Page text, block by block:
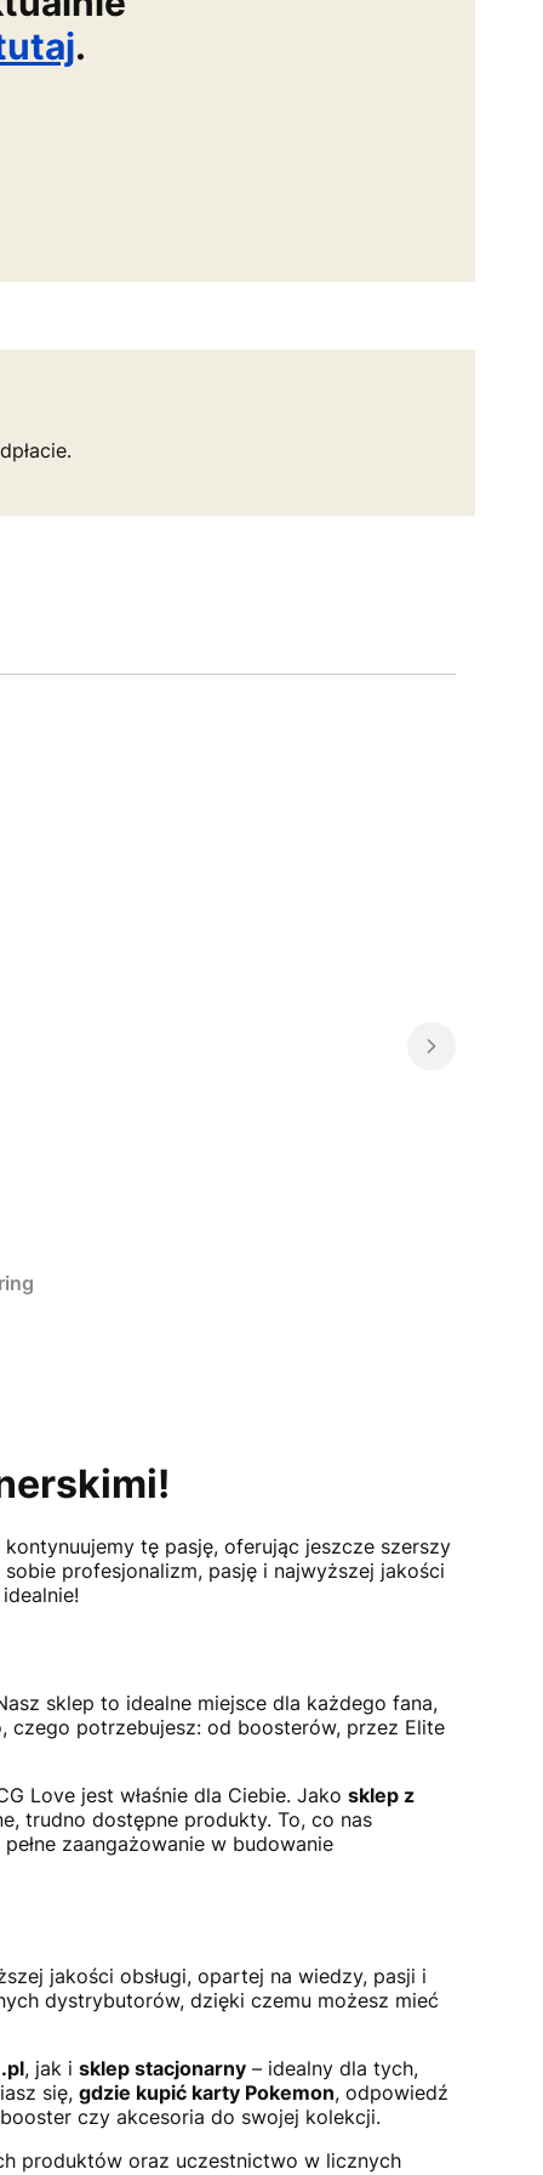
.
kontynuujemy tę pasję, oferując jeszcze szerszy
profesjonalizm, pasję i najwyższej jakości
sklep to idealne miejsce dla każdego fana,
czego potrzebujesz: od boosterów, przez Elite
Love jest właśnie dla Ciebie. Jako sklep z
trudno dostępne produkty. To, co nas
zaangażowanie w budowanie
jakości obsługi, opartej na wiedzy, pasji i
dystrybutorów, dzięki czemu możesz mieć
, jak i sklep stacjonarny – idealny dla tych,
się, gdzie kupić karty Pokemon, odpowiedź
czy akcesoria do swojej kolekcji.
produktów oraz uczestnictwo w licznych